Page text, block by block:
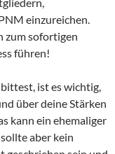
einzureichen.
zum sofortigen
führen!
ist es wichtig,
über deine Stärken
kann ein ehemaliger
aber kein